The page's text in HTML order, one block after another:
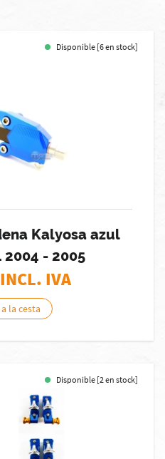
Disponible [6 en stock]
Kalyosa azul
2004 - 2005
IVA
la cesta
Disponible [2 en stock]